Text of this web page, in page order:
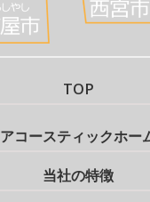
TOP
アコースティックホー
当社の特徴